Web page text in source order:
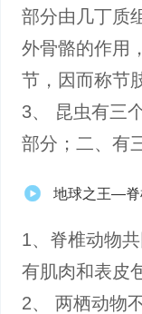
部分由几丁质
外骨骼的作用
节，因而称节
3、 昆虫有三
部分；二、有
地球之王—脊
1、脊椎动物
有肌肉和表皮
2、 两栖动物